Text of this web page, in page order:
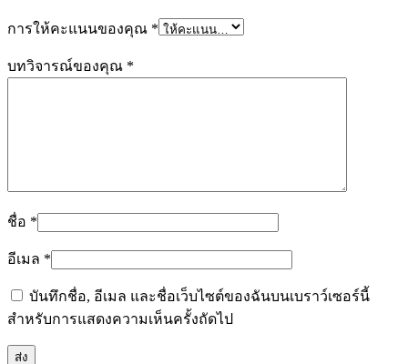
การให้คะแนนของคุณ *
บทวิจารณ์ของคุณ *
ชื่อ *
อีเมล *
บันทึกชื่อ, อีเมล และชื่อเว็บไซต์ของฉันบนเบราว์เซอร์นี้
สำหรับการแสดงความเห็นครั้งถัดไป